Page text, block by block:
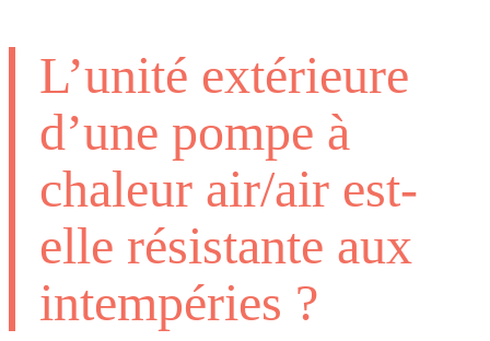
L’unité extérieure
d’une pompe à
chaleur air/air est-
elle résistante aux
intempéries ?